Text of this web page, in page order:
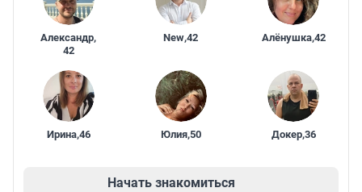
Александр,
42
New,42 Алёнушка,42
Ирина,46 Юлия,50 Докер,36
Начать знакомиться